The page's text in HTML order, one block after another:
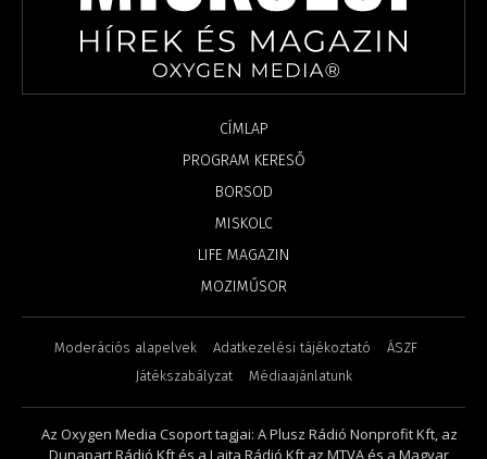
CÍMLAP
PROGRAM KERESŐ
BORSOD
MISKOLC
LIFE MAGAZIN
MOZIMŰSOR
Moderációs alapelvek Adatkezelési tájékoztató
ÁSZF
Játékszabályzat
Médiaajánlatunk
Az Oxygen Media Csoport tagjai: A Plusz Rádió Nonprofit Kft, az
Dunapart Rádió Kft és a Lajta Rádió Kft az MTVA és a Magyar